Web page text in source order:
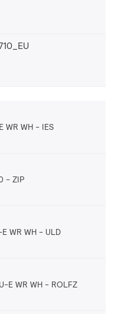
WR WH IES
ZIP
WR WH ULD
E WR WH ROLFZ